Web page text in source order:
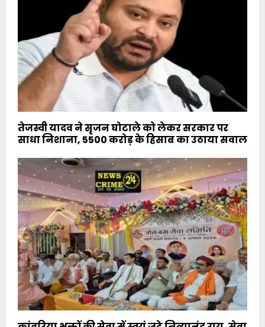
तेजस्वी यादव ने सृजन घोटाले को लेकर सरकार पर
साधा निशाना, 5500 करोड़ के हिसाब का उठाया सवाल